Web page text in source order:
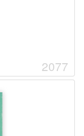
2077